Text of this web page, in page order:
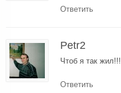
Ответить
Petr2
Чтоб я так
Ответить